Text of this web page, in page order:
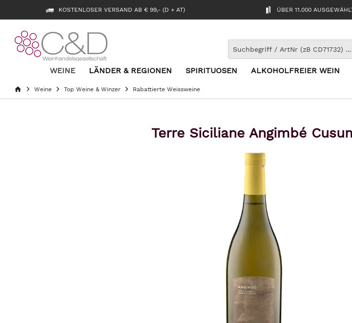
KOSTENLOSER VERSAND AB € 99,- (D + AT) ÜBER 11.000
WEINE LÄNDER & REGIONEN SPIRITUOSEN ALKOHOLFREIER WEIN
Weine Top Weine & Winzer Rabattierte Weissweine
Terre Siciliane Angimbé